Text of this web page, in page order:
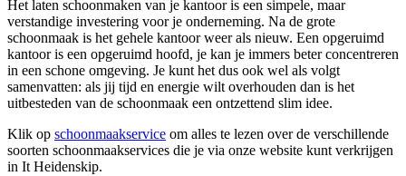
Het laten schoonmaken van je kantoor is een simpele, maar
verstandige investering voor je onderneming. Na de grote
schoonmaak is het gehele kantoor weer als nieuw. Een opgeruimd
kantoor is een opgeruimd hoofd, je kan je immers beter concentreren
in een schone omgeving. Je kunt het dus ook wel als volgt
samenvatten: als jij tijd en energie wilt overhouden dan is het
uitbesteden van de schoonmaak een ontzettend slim idee.
Klik op schoonmaakservice om alles te lezen over de verschillende
soorten schoonmaakservices die je via onze website kunt verkrijgen
in It Heidenskip.